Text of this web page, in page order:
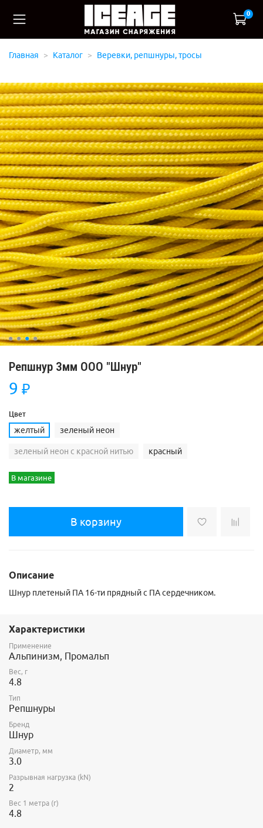
0
Главная Каталог Веревки, репшнуры, тросы
Репшнур 3мм ООО "Шнур"
9 ₽
Цвет
желтый зеленый неон
зеленый неон с красной нитью красный
В магазине
В корзину
Описание
Шнур плетеный ПА 16-ти прядный с ПА сердечником.
Характеристики
Применение
Альпинизм, Промальп
Вес, г
4.8
Тип
Репшнуры
Бренд
Шнур
Диаметр, мм
3.0
Разрывная нагрузка (kN)
2
Вес 1 метра (г)
4.8